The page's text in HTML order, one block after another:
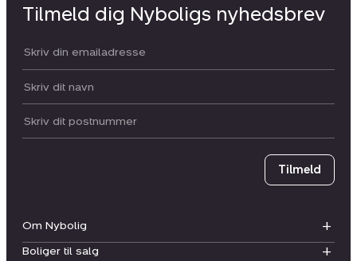
Om Nybolig
Boliger til salg
Tilmeld dig Nyboligs nyhedsbrev
Din email:
Dit navn:
Postnummer
Tilmeld